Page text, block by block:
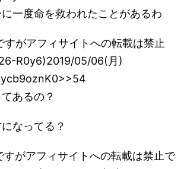
一度命を救われたことがあるわ
がアフィサイトへの転載は禁止
R0y6)2019/05/06(月)
あるの？
なってる？
がアフィサイトへの転載は禁止で